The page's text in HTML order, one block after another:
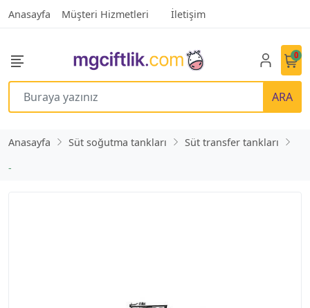
Anasayfa Müşteri Hizmetleri İletişim
ARA
0
Anasayfa Süt soğutma tankları
Süt transfer tankları
-